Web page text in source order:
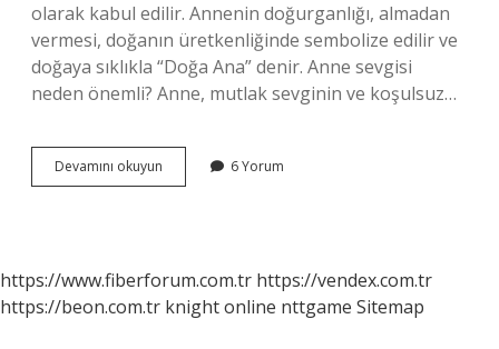
olarak kabul edilir. Annenin doğurganlığı, almadan
vermesi, doğanın üretkenliğinde sembolize edilir ve
doğaya sıklıkla “Doğa Ana” denir. Anne sevgisi
neden önemli? Anne, mutlak sevginin ve koşulsuz…
Devamını okuyun Psikolojide
Anne
6 Yorum
https://www.fiberforum.com.tr https://vendex.com.tr
https://beon.com.tr knight online nttgame Sitemap